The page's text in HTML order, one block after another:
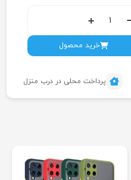
خرید محصول
پرداخت محلی در درب منزل